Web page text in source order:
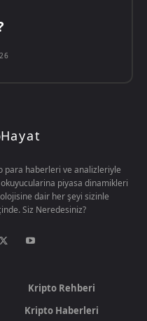
Hayat
para haberleri ve analizleriyle
piyasa dinamikleri
dair her şeyi sizinle
Siz Neredesiniz?
Kripto Rehberi
Kripto Haberleri